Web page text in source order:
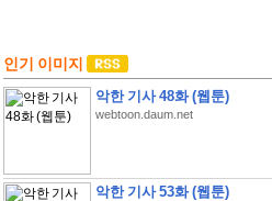
인기 이미지
악한 기사 48화 (웹툰)
webtoon.daum.net
악한 기사 53화 (웹툰)